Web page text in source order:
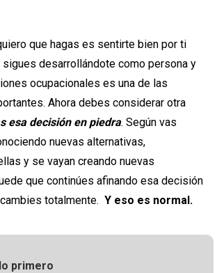
que hagas es sentirte bien por ti
sigues desarrollándote como persona y
ocupacionales es una de las
Ahora debes considerar otra
esa decisión en piedra. Según vas
nuevas alternativas,
y se vayan creando nuevas
que continúes afinando esa decisión
totalmente. Y eso es normal.
primero